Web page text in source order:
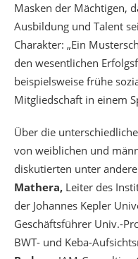
Masken der Mächtigen,
Ausbildung und Talent
Charakter: „Ein
den wesentlichen
beispielsweise frühe
Mitgliedschaft in einem
Über die
von weiblichen und
diskutierten unter
Mathera, Leiter des
der Johannes Kepler
Geschäftsführer Univ.-
BWT- und Keba-